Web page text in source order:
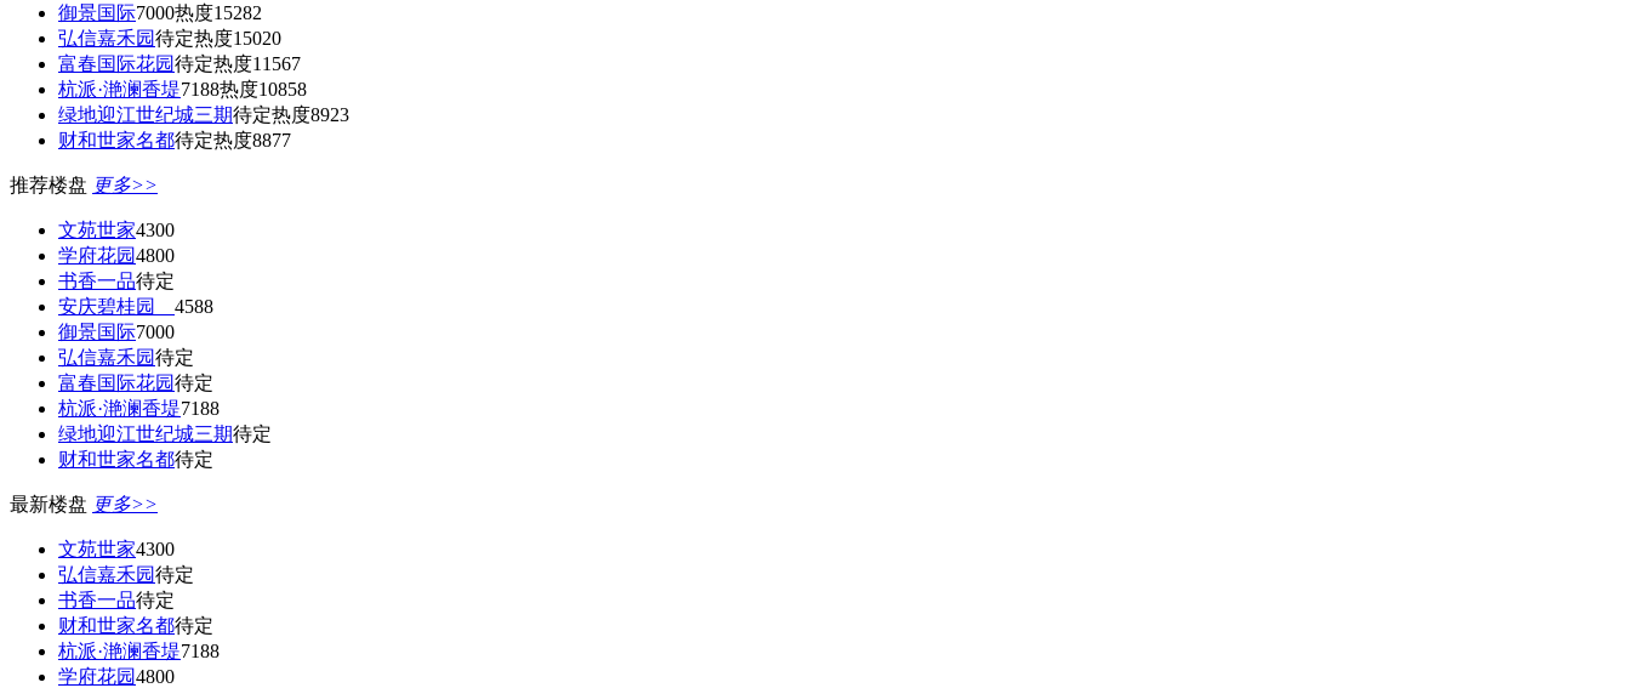
御景国际7000热度15282
弘信嘉禾园待定热度15020
富春国际花园待定热度11567
杭派·滟澜香堤7188热度10858
绿地迎江世纪城三期待定热度8923
财和世家名都待定热度8877
推荐楼盘 更多>>
文苑世家4300
学府花园4800
书香一品待定
安庆碧桂园 4588
御景国际7000
弘信嘉禾园待定
富春国际花园待定
杭派·滟澜香堤7188
绿地迎江世纪城三期待定
财和世家名都待定
最新楼盘 更多>>
文苑世家4300
弘信嘉禾园待定
书香一品待定
财和世家名都待定
杭派·滟澜香堤7188
学府花园4800